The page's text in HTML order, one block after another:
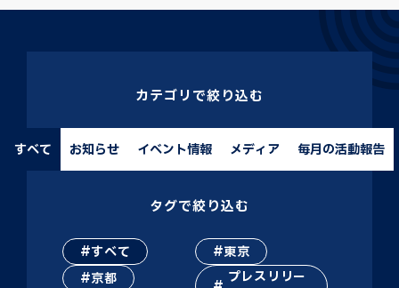
カテゴリで絞り込む
すべて お知らせ イベント情報 メディア 毎月の活動報告
タグで絞り込む
すべて
東京
京都
プレスリリー